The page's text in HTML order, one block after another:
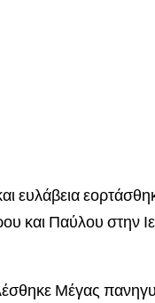
ευλάβεια
και Παύλου στην
Μέγας